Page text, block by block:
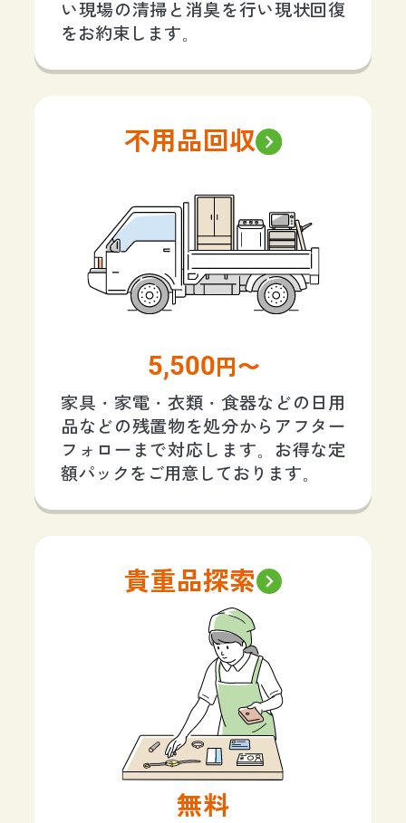
い現場の清掃と消臭を行い現状回復
をお約束します。
不用品回収
5,500 円〜
家具・家電・衣類・食器などの日用
品などの残置物を処分からアフター
フォローまで対応します。お得な定
額パックをご用意しております。
貴重品探索
無料